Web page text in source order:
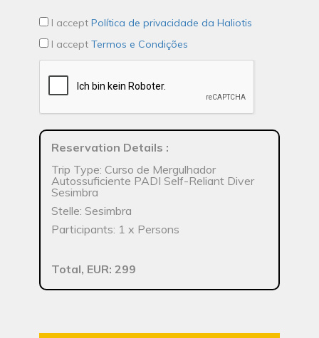
I accept Política de privacidade da Haliotis
I accept Termos e Condições
Reservation Details :
Trip Type: Curso de Mergulhador
Autossuficiente PADI Self-Reliant Diver
Sesimbra
Stelle: Sesimbra
Participants: 1 x Persons
Total, EUR: 299